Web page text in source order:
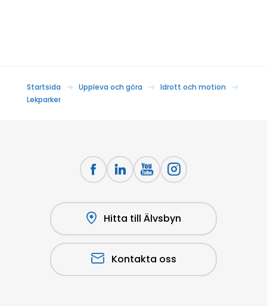
Startsida Uppleva och göra
Idrott och motion
Lekparker
Hitta till Älvsbyn
Kontakta oss